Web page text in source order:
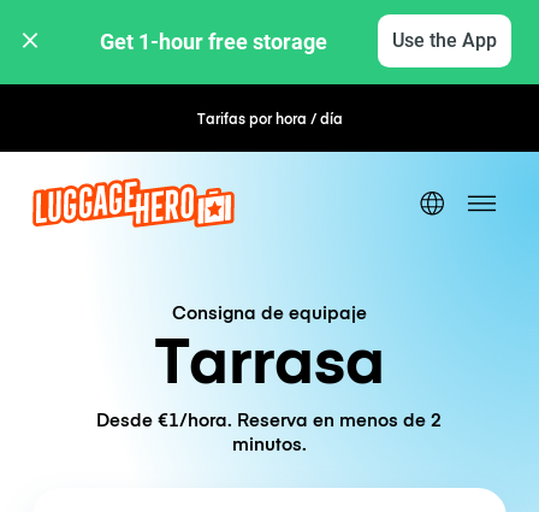
Get 1-hour free storage Use the App
Tarifas por hora / día Reserva flexible
Consigna de equipaje
Tarrasa
Desde €1/hora. Reserva en menos de 2
minutos.